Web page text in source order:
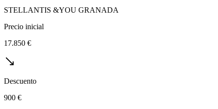
STELLANTIS &YOU GRANADA
Precio inicial
17.850 €
Descuento
900 €